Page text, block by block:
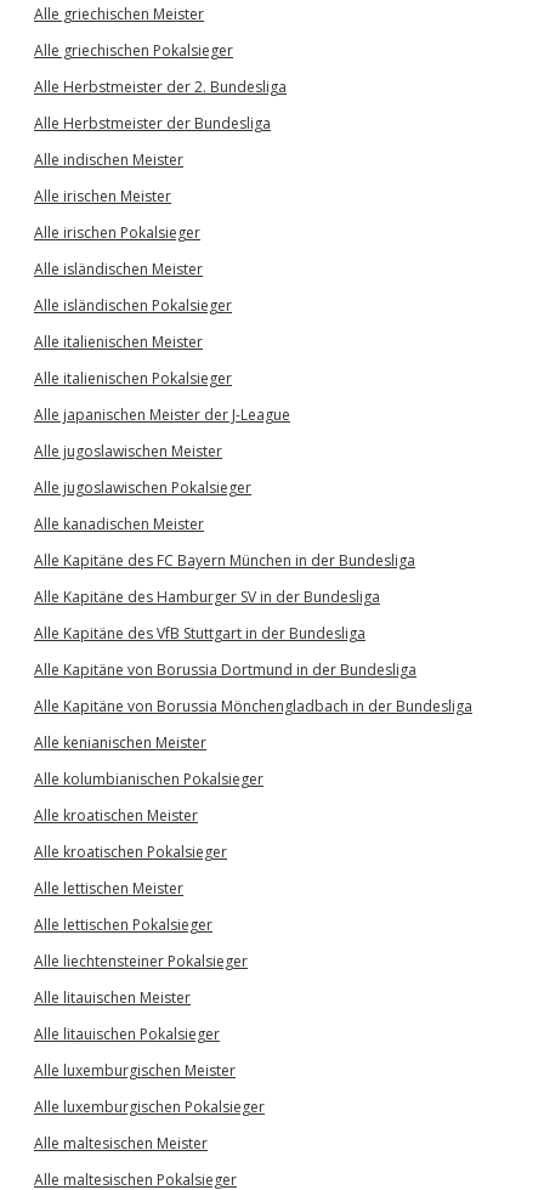
Alle griechischen Meister
Alle griechischen Pokalsieger
Alle Herbstmeister der 2. Bundesliga
Alle Herbstmeister der Bundesliga
Alle indischen Meister
Alle irischen Meister
Alle irischen Pokalsieger
Alle isländischen Meister
Alle isländischen Pokalsieger
Alle italienischen Meister
Alle italienischen Pokalsieger
Alle japanischen Meister der J-League
Alle jugoslawischen Meister
Alle jugoslawischen Pokalsieger
Alle kanadischen Meister
Alle Kapitäne des FC Bayern München in der Bundesliga
Alle Kapitäne des Hamburger SV in der Bundesliga
Alle Kapitäne des VfB Stuttgart in der Bundesliga
Alle Kapitäne von Borussia Dortmund in der Bundesliga
Alle Kapitäne von Borussia Mönchengladbach in der Bundesliga
Alle kenianischen Meister
Alle kolumbianischen Pokalsieger
Alle kroatischen Meister
Alle kroatischen Pokalsieger
Alle lettischen Meister
Alle lettischen Pokalsieger
Alle liechtensteiner Pokalsieger
Alle litauischen Meister
Alle litauischen Pokalsieger
Alle luxemburgischen Meister
Alle luxemburgischen Pokalsieger
Alle maltesischen Meister
Alle maltesischen Pokalsieger